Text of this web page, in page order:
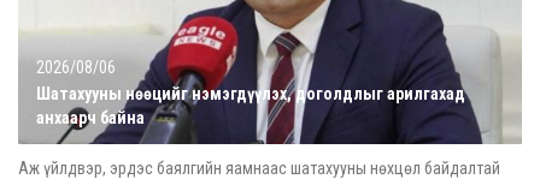
2026/08/06
Шатахууны нөөцийг нэмэгдүүлэх, доголдлыг арилгахад
анхаарч байна
Аж үйлдвэр, эрдэс баялгийн яамнаас шатахууны нөхцөл байдалтай